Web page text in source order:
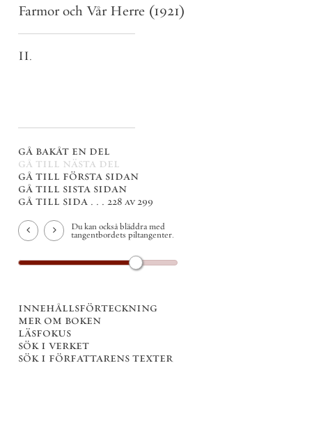
Farmor och Vår Herre (1921)
II.
gå bakåt en del
gå till nästa del
gå till första sidan
gå till sista sidan
gå till sida . . . 228 av 299
Du kan också bläddra med
tangentbordets piltangenter.
innehållsförteckning
mer om boken
läsfokus
sök i verket
sök i författarens texter